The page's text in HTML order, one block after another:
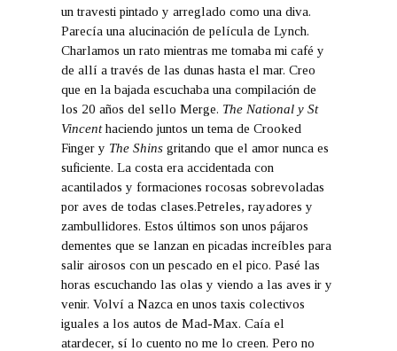
un travesti pintado y arreglado como una diva.
Parecía una alucinación de película de Lynch.
Charlamos un rato mientras me tomaba mi café y
de allí a través de las dunas hasta el mar. Creo
que en la bajada escuchaba una compilación de
los 20 años del sello Merge. The National y St
Vincenthaciendo juntos un tema de Crooked
Finger y The Shins gritando que el amor nunca es
suficiente. La costa era accidentada con
acantilados y formaciones rocosas sobrevoladas
por aves de todas clases.Petreles, rayadores y
zambullidores. Estos últimos son unos pájaros
dementes que se lanzan en picadas increíbles para
salir airosos con un pescado en el pico. Pasé las
horas escuchando las olas y viendo a las aves ir y
venir. Volví a Nazca en unos taxis colectivos
iguales a los autos de Mad-Max. Caía el
atardecer, sí lo cuento no me lo creen. Pero no